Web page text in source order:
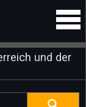
und der